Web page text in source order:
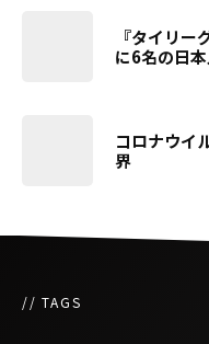
『タイリ
に6名の日本
コロナウイ
界
// TAGS